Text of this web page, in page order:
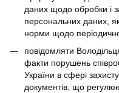
даних щодо обробки і
персональних даних,
норми щодо
повідомляти
факти порушень
України в сфері
документів, що